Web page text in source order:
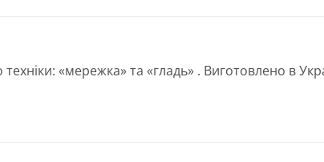
«мережка» та «гладь» . Виготовлено в